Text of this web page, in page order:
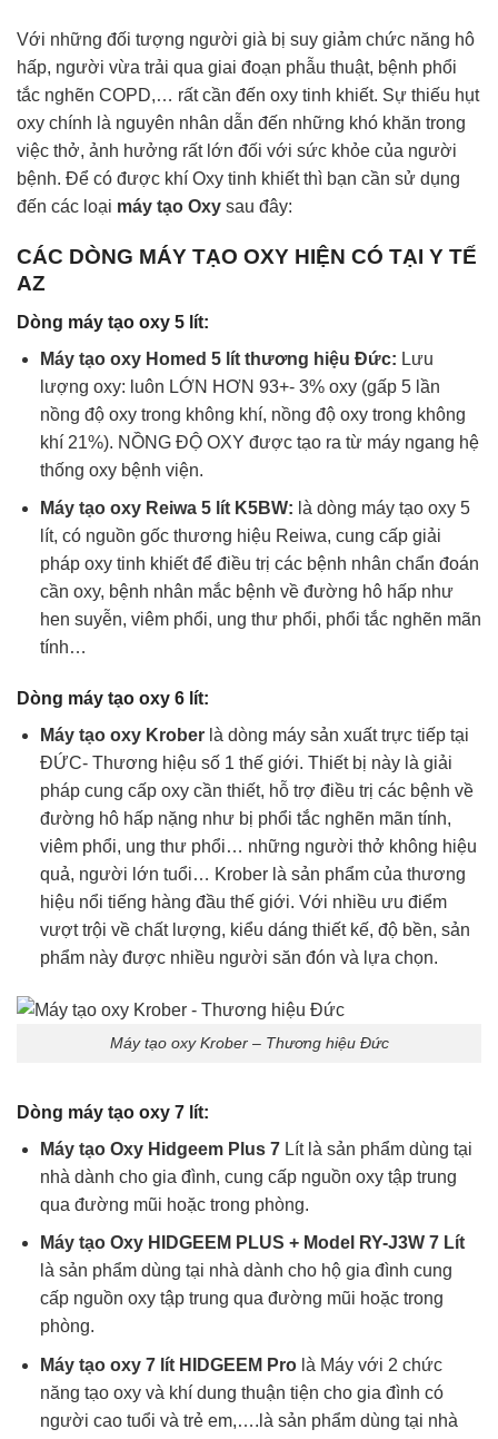
Với những đối tượng người già bị suy giảm chức năng hô
hấp, người vừa trải qua giai đoạn phẫu thuật, bệnh phổi
tắc nghẽn COPD,… rất cần đến oxy tinh khiết. Sự thiếu hụt
oxy chính là nguyên nhân dẫn đến những khó khăn trong
việc thở, ảnh hưởng rất lớn đối với sức khỏe của người
bệnh. Để có được khí Oxy tinh khiết thì bạn cần sử dụng
đến các loại máy tạo Oxy sau đây:
CÁC DÒNG MÁY TẠO OXY HIỆN CÓ TẠI Y TẾ
AZ
Dòng máy tạo oxy 5 lít:
Máy tạo oxy Homed 5 lít thương hiệu Đức: Lưu
lượng oxy: luôn LỚN HƠN 93+- 3% oxy (gấp 5 lần
nồng độ oxy trong không khí, nồng độ oxy trong không
khí 21%). NỒNG ĐỘ OXY được tạo ra từ máy ngang hệ
thống oxy bệnh viện.
Máy tạo oxy Reiwa 5 lít K5BW: là dòng máy tạo oxy 5
lít, có nguồn gốc thương hiệu Reiwa, cung cấp giải
pháp oxy tinh khiết để điều trị các bệnh nhân chẩn đoán
cần oxy, bệnh nhân mắc bệnh về đường hô hấp như
hen suyễn, viêm phổi, ung thư phổi, phổi tắc nghẽn mãn
tính…
Dòng máy tạo oxy 6 lít:
Máy tạo oxy Krober là dòng máy sản xuất trực tiếp tại
ĐỨC- Thương hiệu số 1 thế giới. Thiết bị này là giải
pháp cung cấp oxy cần thiết, hỗ trợ điều trị các bệnh về
đường hô hấp nặng như bị phổi tắc nghẽn mãn tính,
viêm phổi, ung thư phổi… những người thở không hiệu
quả, người lớn tuổi… Krober là sản phẩm của thương
hiệu nổi tiếng hàng đầu thế giới. Với nhiều ưu điểm
vượt trội về chất lượng, kiểu dáng thiết kế, độ bền, sản
phẩm này được nhiều người săn đón và lựa chọn.
Máy tạo oxy Krober – Thương hiệu Đức
Dòng máy tạo oxy 7 lít:
Máy tạo Oxy Hidgeem Plus 7Lít là sản phẩm dùng tại
nhà dành cho gia đình, cung cấp nguồn oxy tập trung
qua đường mũi hoặc trong phòng.
Máy tạo Oxy HIDGEEM PLUS + Model RY-J3W 7 Lít
là sản phẩm dùng tại nhà dành cho hộ gia đình cung
cấp nguồn oxy tập trung qua đường mũi hoặc trong
phòng.
Máy tạo oxy 7 lít HIDGEEM Pro là Máy với 2 chức
năng tạo oxy và khí dung thuận tiện cho gia đình có
người cao tuổi và trẻ em,….là sản phẩm dùng tại nhà